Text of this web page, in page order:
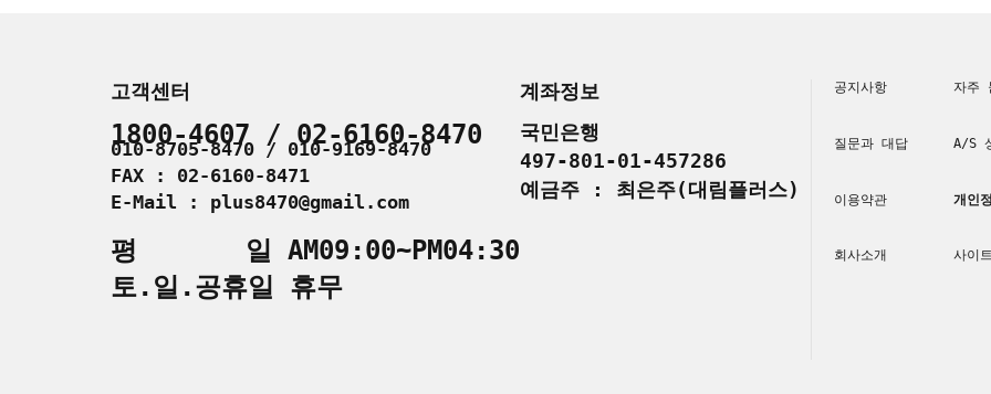
고객센터
1800-4607 / 02-6160-8470
010-8705-8470 / 010-9169-8470
FAX : 02-6160-8471
E-Mail : plus8470@gmail.com
평 일 AM09:00~PM04:30
토.일.공휴일 휴무
계좌정보
국민은행
497-801-01-457286
예금주 : 최은주(대림플러스)
공지사항 자주
질문과 대답 A/S
이용약관 개인
회사소개 사이